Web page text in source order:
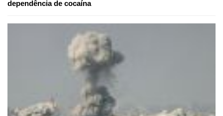
dependência de cocaína